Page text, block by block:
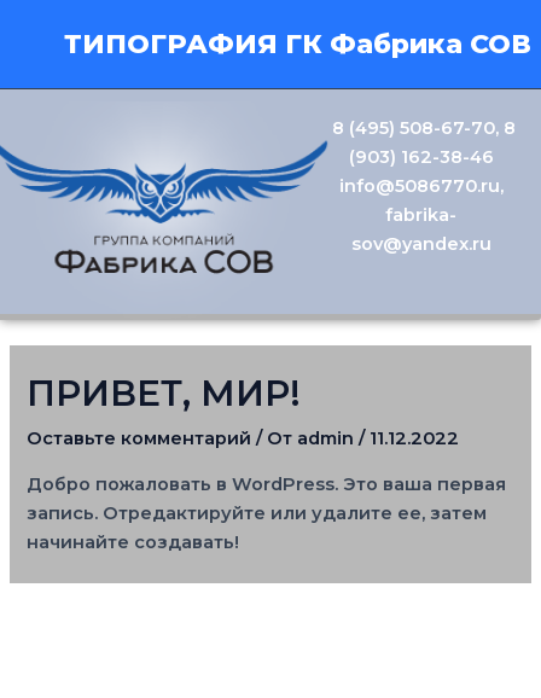
ТИПОГРАФИЯ ГК Фабрика СОВ
8 (495) 508-67-70, 8
(903) 162-38-46
info@5086770.ru,
fabrika-
sov@yandex.ru
ПРИВЕТ, МИР!
Оставьте комментарий / От admin/ 11.12.2022
Добро пожаловать в WordPress. Это ваша первая
запись. Отредактируйте или удалите ее, затем
начинайте создавать!